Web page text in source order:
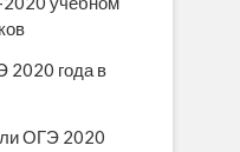
2020 года в
ОГЭ 2020